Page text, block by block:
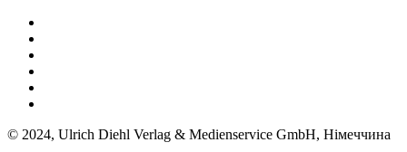
© 2024, Ulrich Diehl Verlag & Medienservice GmbH, Німеччина